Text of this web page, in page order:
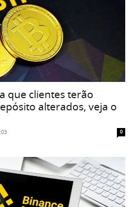
que clientes terão
alterados, veja o
0